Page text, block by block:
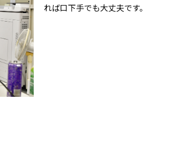
れば口下手でも大丈夫です。